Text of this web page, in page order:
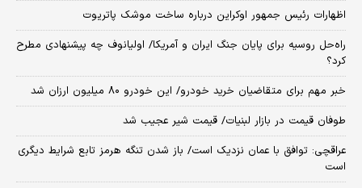
اظهارات رئیس جمهور اوکراین درباره ساخت موشک پاتریوت
راه‌حل روسیه برای پایان جنگ ایران و آمریکا/ اولیانوف چه پیشنهادی مطرح
کرد؟
خبر مهم برای متقاضیان خرید خودرو/ این خودرو ۸۰ میلیون ارزان شد
طوفان قیمت در بازار لبنیات/ قیمت شیر عجیب شد
عراقچی: توافق با عمان نزدیک است/ باز شدن تنگه هرمز تابع شرایط دیگری
است